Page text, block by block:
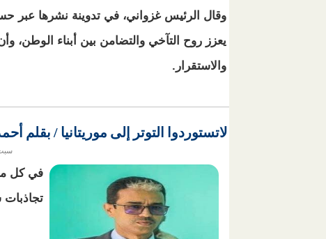
وقال الرئيس غزواني، في تدوينة نشرها عبر
يعزز روح التآخي والتضامن بين أبناء الوطن،
والاستقرار.
لاتستوردوا التوتر إلى موريتانيا / بقلم
سبت, 23/05/
في كل